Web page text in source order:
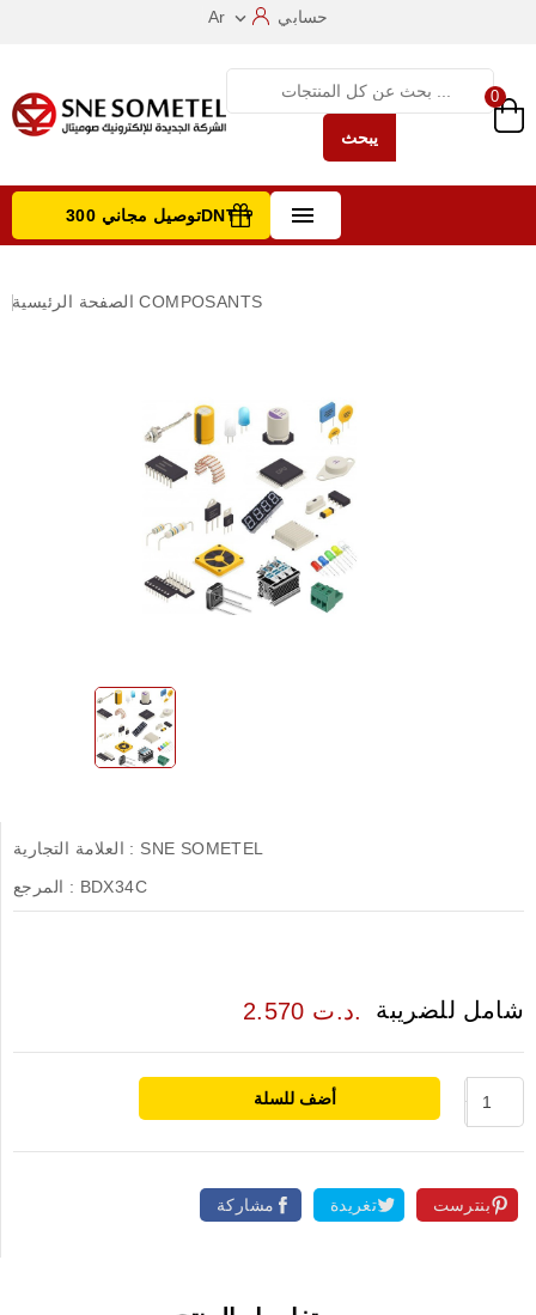
Ar  حسابي
يبحث
0
 توصيل مجاني 300DNT +
الصفحة الرئيسية COMPOSANTS
العلامة التجارية : SNE SOMETEL
المرجع : BDX34C
2.570 د.ت. شامل للضريبة
أضف للسلة
مشاركة تغريدة بنترست